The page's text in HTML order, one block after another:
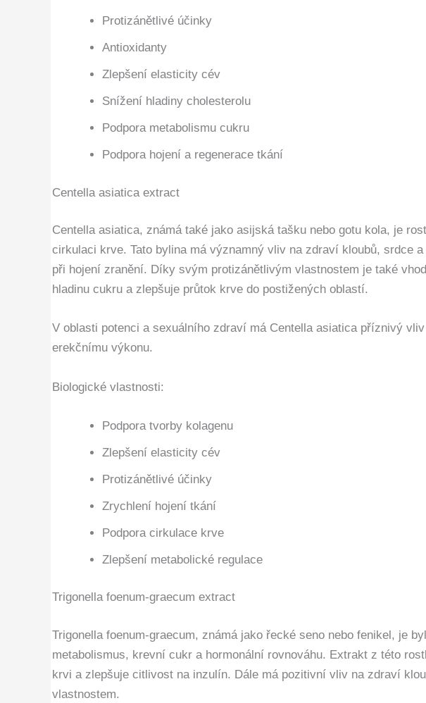
Protizánětlivé účinky
Antioxidanty
Zlepšení elasticity cév
Snížení hladiny cholesterolu
Podpora metabolismu cukru
Podpora hojení a regenerace tkání
Centella asiatica extract
Centella asiatica, známá také jako asijská tašku nebo gotu kola, je
cirkulaci krve. Tato bylina má významný vliv na zdraví kloubů, srdce
při hojení zranění. Díky svým protizánětlivým vlastnostem je také
hladinu cukru a zlepšuje průtok krve do postižených oblastí.
V oblasti potenci a sexuálního zdraví má Centella asiatica příznivý
erekčnímu výkonu.
Biologické vlastnosti:
Podpora tvorby kolagenu
Zlepšení elasticity cév
Protizánětlivé účinky
Zrychlení hojení tkání
Podpora cirkulace krve
Zlepšení metabolické regulace
Trigonella foenum-graecum extract
Trigonella foenum-graecum, známá jako řecké seno nebo fenikel, je
metabolismus, krevní cukr a hormonální rovnováhu. Extrakt z této
krvi a zlepšuje citlivost na inzulín. Dále má pozitivní vliv na zdraví
vlastnostem.